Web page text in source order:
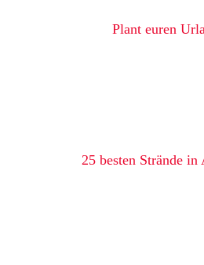
Plant euren
25 besten Strände